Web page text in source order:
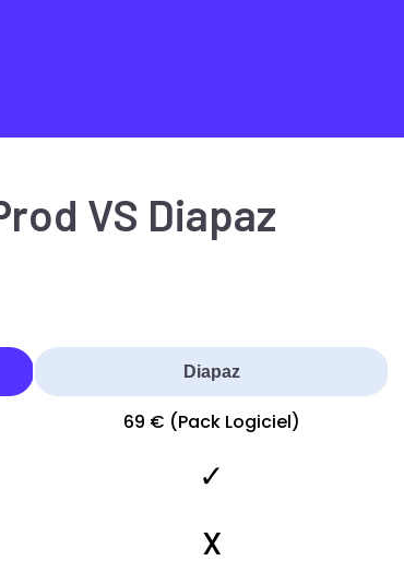
VS Diapaz
Diapaz
69 € (Pack Logiciel)
✓
X